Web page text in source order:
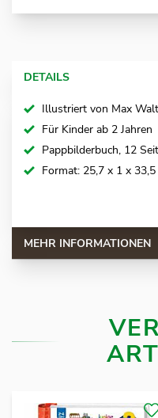
DETAILS
Illustriert von Max
Für Kinder ab 2 Jahren
Pappbilderbuch, 12
Format: 25,7 x 1 x 33,5
MEHR INFORMATIONEN